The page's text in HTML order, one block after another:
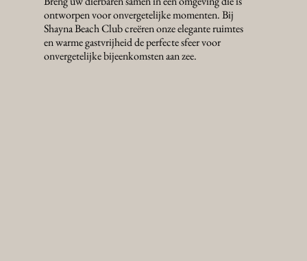
ontworpen voor onvergetelijke momenten. Bij
Shayna Beach Club creëren onze elegante ruimtes
en warme gastvrijheid de perfecte sfeer voor
onvergetelijke bijeenkomsten aan zee.